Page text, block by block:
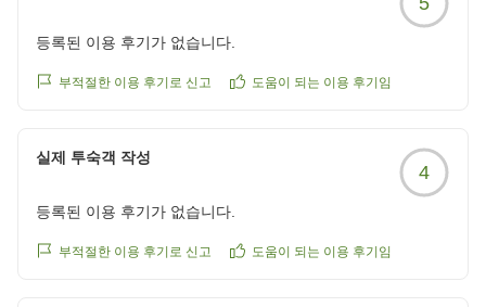
등록된 이용 후기가 없습니다.
부적절한 이용 후기로 신고 도움이 되는 이용 후기임
실제 투숙객 작성
4
등록된 이용 후기가 없습니다.
부적절한 이용 후기로 신고 도움이 되는 이용 후기임